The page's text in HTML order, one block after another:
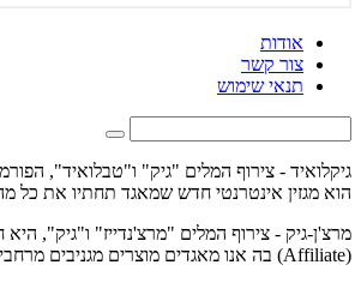
אודות
צור קשר
תנאי שימוש
גיקלואיד - צירוף המלים "גיק" ו"טבלואיד",
הוא מגזין אינטרנטי חדש שמאגד תחתיו את כל מה
מרצ'ן-גיק - צירוף המלים "מרצ'נדייז" ו"גיק",
(Affiliate) בה אנו מאגדים מוצרים מגניבים מרחבי הרשת.